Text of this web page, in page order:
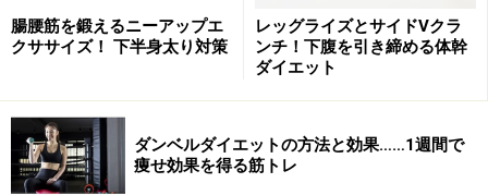
1.腕を肩幅に開き、手のひらとつま先を床につけ、手
首・ひじ・肩のラインが床と垂直になるように腕を伸ば
して体を支えます。頭からつま先も一直線になるように
姿勢をキープ。腹筋に力を入れ、お尻が落ちないように
注意しましょう。
腸腰筋を鍛えるニーアップエ
クササイズ！ 下半身太り対策
レッグライズとサイドVクラ
ンチ！下腹を引き締める体幹
ダイエット
ダンベルダイエットの方法と効果……1週間で
痩せ効果を得る筋トレ